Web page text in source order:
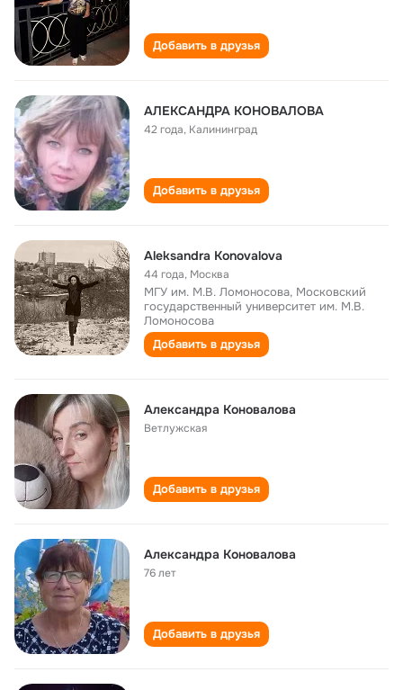
Добавить в друзья
АЛЕКСАНДРА КОНОВАЛОВА
42 года, Калининград
Добавить в друзья
Aleksandra Konovalova
44 года, Москва
МГУ им. М.В. Ломоносова, Московский
государственный университет им. М.В.
Ломоносова
Добавить в друзья
Александра Коновалова
Ветлужская
Добавить в друзья
Александра Коновалова
76 лет
Добавить в друзья